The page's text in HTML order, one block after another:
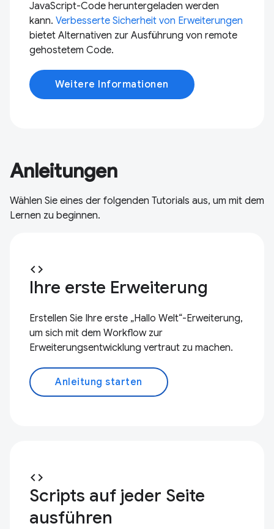
JavaScript-Code heruntergeladen werden
kann. Verbesserte Sicherheit von Erweiterungen
bietet Alternativen zur Ausführung von remote
gehostetem Code.
Weitere Informationen
Anleitungen
Wählen Sie eines der folgenden Tutorials aus, um mit dem
Lernen zu beginnen.
code
Ihre erste Erweiterung
Erstellen Sie Ihre erste „Hallo Welt“-Erweiterung,
um sich mit dem Workflow zur
Erweiterungsentwicklung vertraut zu machen.
Anleitung starten
code
Scripts auf jeder Seite
ausführen